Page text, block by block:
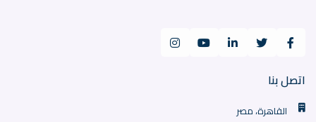
اتصل بنا
القاهرة، مصر